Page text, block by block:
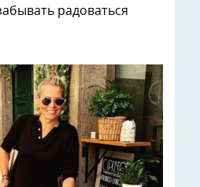
радоваться